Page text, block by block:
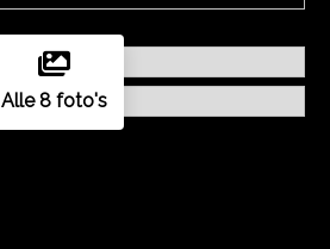
Alle 8 foto's